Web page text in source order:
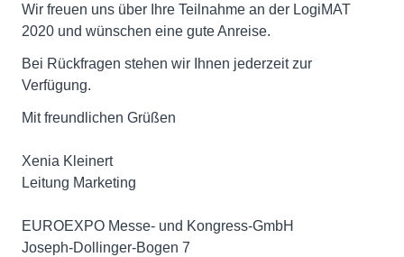
Wir freuen uns über Ihre Teilnahme an der LogiMAT
2020 und wünschen eine gute Anreise.
Bei Rückfragen stehen wir Ihnen jederzeit zur
Verfügung.
Mit freundlichen Grüßen
Xenia Kleinert
Leitung Marketing
EUROEXPO Messe- und Kongress-GmbH
Joseph-Dollinger-Bogen 7